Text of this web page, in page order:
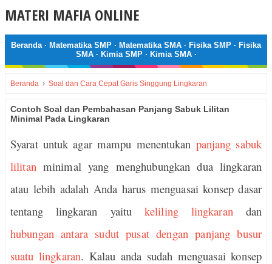
MATERI MAFIA ONLINE
Beranda· Matematika SMP · Matematika SMA · Fisika SMP · Fisika
SMA· Kimia SMP· Kimia SMA·
Beranda › Soal dan Cara Cepat Garis Singgung Lingkaran
Contoh Soal dan Pembahasan Panjang Sabuk Lilitan
Minimal Pada Lingkaran
Syarat untuk agar mampu menentukan panjang sabuk
lilitanminimal yang menghubungkan dua lingkaran
atau lebih adalah Anda harus menguasai konsep dasar
tentang lingkaran yaitukeliling lingkarandan
hubungan antara sudut pusat dengan panjang busur
suatu lingkaran. Kalau anda sudah menguasai konsep